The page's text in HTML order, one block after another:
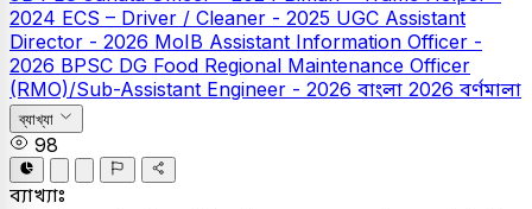
2024 ECS – Driver / Cleaner - 2025 UGC Assistant
Director - 2026 MoIB Assistant Information Officer -
2026 BPSC DG Food Regional Maintenance Officer
(RMO)/Sub-Assistant Engineer - 2026 বাংলা 2026 বর্ণমালা
ব্যাখ্যা
98
ব্যাখ্যাঃ